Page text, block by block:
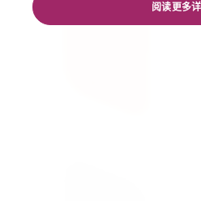
阅读更多